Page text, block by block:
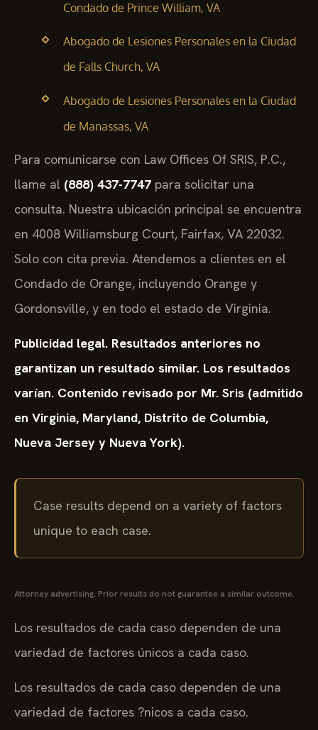
Condado de Prince William, VA
Abogado de Lesiones Personales en la Ciudad
de Falls Church, VA
Abogado de Lesiones Personales en la Ciudad
de Manassas, VA
Para comunicarse con Law Offices Of SRIS, P.C.,
llame al (888) 437-7747 para solicitar una
consulta. Nuestra ubicación principal se encuentra
en 4008 Williamsburg Court, Fairfax, VA 22032.
Solo con cita previa. Atendemos a clientes en el
Condado de Orange, incluyendo Orange y
Gordonsville, y en todo el estado de Virginia.
Publicidad legal. Resultados anteriores no
garantizan un resultado similar. Los resultados
varían. Contenido revisado por Mr. Sris (admitido
en Virginia, Maryland, Distrito de Columbia,
Nueva Jersey y Nueva York).
Case results depend on a variety of factors
unique to each case.
Attorney advertising. Prior results do not guarantee a similar outcome.
Los resultados de cada caso dependen de una
variedad de factores únicos a cada caso.
Los resultados de cada caso dependen de una
variedad de factores ?nicos a cada caso.